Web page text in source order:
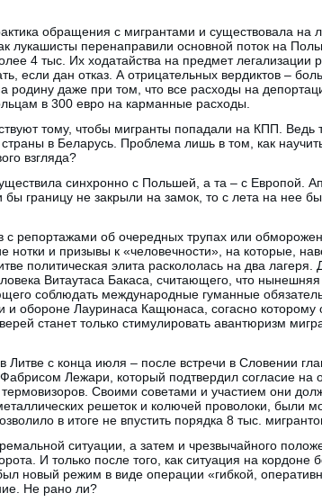
обращения с мигрантами и существовала на
лукашисты перенаправили основной поток на
4 тыс. Их ходатайства на предмет легализации
если дан отказ. А отрицательных вердиктов –
родину даже при том, что все расходы на
в 300 евро на карманные расходы.
тому, чтобы мигранты попадали на КПП. Ведь
в Беларусь. Проблема лишь в том, как
взгляда?
синхронно с Польшей, а та – с Европой.
бы границу не закрыли на замок, то с лета на нее
с репортажами об очередных трупах или
нотки и призывы к «человечности», на которые,
политическая элита раскололась на два
Витаутаса Бакаса, считающего, что
соблюдать международные гуманные
и обороне Лауринаса Кащюнаса, согасно которому
станет только стимулировать авантюризм
Литве с конца июля – после встречи в Словении
Лежари, который подтвердил согласие на
Своими советами и участием они
решеток и колючей проволоки, были
в итоге не впустить порядка 8 тыс.
ситуации, а затем и чрезвычайного
И только после того, как ситуация на кордоне
новый режим в виде операции «гибкой,
Не рано ли?